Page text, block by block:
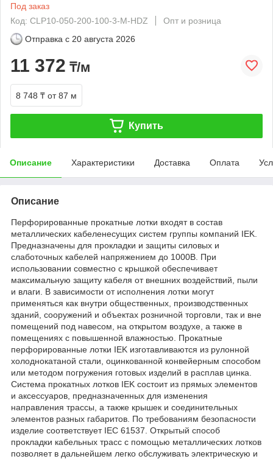
Под заказ
Код: CLP10-050-200-100-3-M-HDZ
Опт и розница
Отправка с 20 августа 2026
11 372 ₸/м
8 748 ₸ от 87 м
Купить
Описание Характеристики Доставка Оплата
Описание
Перфорированные прокатные лотки входят в состав
металлических кабеленесущих систем группы компаний IEK.
Предназначены для прокладки и защиты силовых и
слаботочных кабелей напряжением до 1000В. При
использовании совместно с крышкой обеспечивает
максимальную защиту кабеля от внешних воздействий, пыли
и влаги. В зависимости от исполнения лотки могут
применяться как внутри общественных, производственных
зданий, сооружений и объектах розничной торговли, так и вне
помещений под навесом, на открытом воздухе, а также в
помещениях с повышенной влажностью. Прокатные
перфорированные лотки IEK изготавливаются из рулонной
холоднокатаной стали, оцинкованной конвейерным способом
или методом погружения готовых изделий в расплав цинка.
Система прокатных лотков IEK состоит из прямых элементов
и аксессуаров, предназначенных для изменения
направления трассы, а также крышек и соединительных
элементов разных габаритов. По требованиям безопасности
изделие соответствует IEC 61537. Открытый способ
прокладки кабельных трасс с помощью металлических лотков
позволяет в дальнейшем легко обслуживать электрическую и